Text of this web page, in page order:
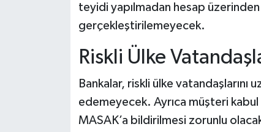
teyidi yapılmadan hesap
gerçekleştirilemeyecek.
Riskli Ülke
Bankalar, riskli ülke
edemeyecek. Ayrıca müşteri
MASAK’a bildirilmesi zorunlu